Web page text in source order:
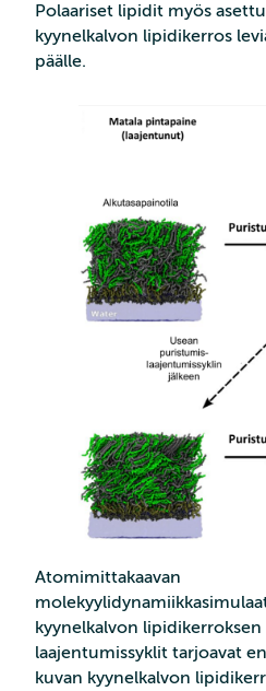
Polaariset lipidit myös
kyynelkalvon lipidikerros
päälle.
Atomimittakaavan
kyynelkalvon
laajentumissyklit tarjoavat
kuvan kyynelkalvon